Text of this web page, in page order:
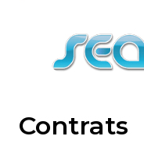
et
Contrats